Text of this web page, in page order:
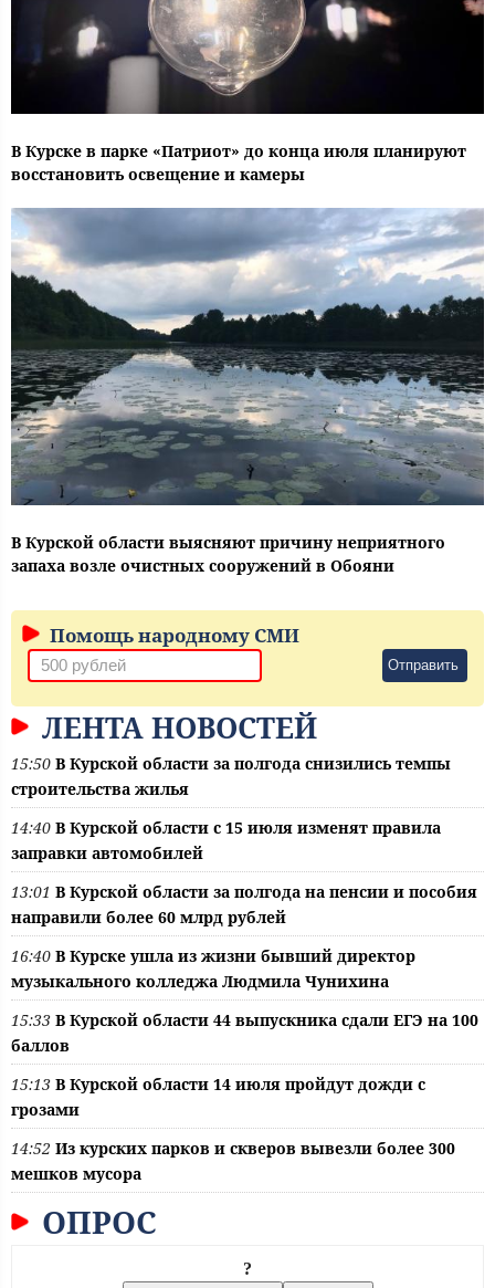
В Курске в парке «Патриот» до конца июля планируют
восстановить освещение и камеры
В Курской области выясняют причину неприятного
запаха возле очистных сооружений в Обояни
Помощь народному СМИ
Отправить
ЛЕНТА НОВОСТЕЙ
15:50 В Курской области за полгода снизились темпы
строительства жилья
14:40 В Курской области с 15 июля изменят правила
заправки автомобилей
13:01 В Курской области за полгода на пенсии и пособия
направили более 60 млрд рублей
16:40 В Курске ушла из жизни бывший директор
музыкального колледжа Людмила Чунихина
15:33 В Курской области 44 выпускника сдали ЕГЭ на 100
баллов
15:13 В Курской области 14 июля пройдут дожди с
грозами
14:52 Из курских парков и скверов вывезли более 300
мешков мусора
ОПРОС
?